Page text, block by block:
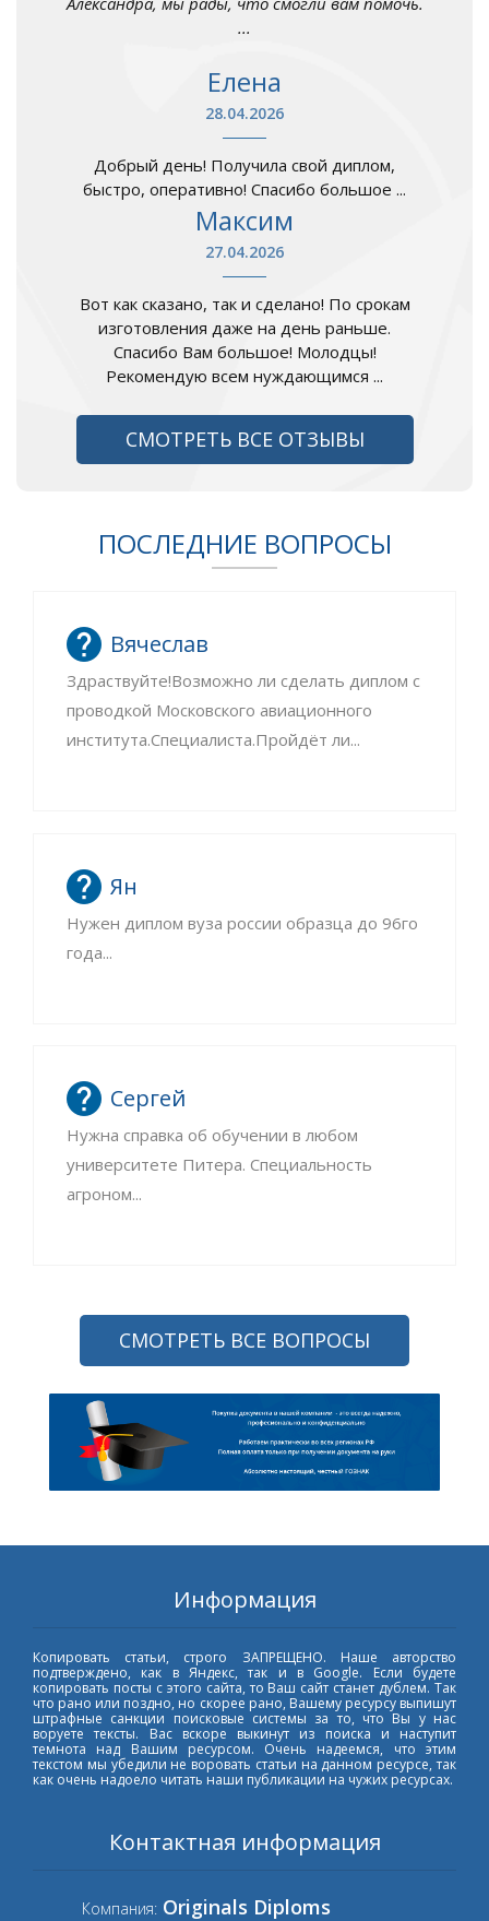
...
Елена
28.04.2026
Добрый день! Получила свой диплом,
быстро, оперативно! Спасибо большое ...
Максим
27.04.2026
Вот как сказано, так и сделано! По срокам
изготовления даже на день раньше.
Спасибо Вам большое! Молодцы!
Рекомендую всем нуждающимся ...
СМОТРЕТЬ ВСЕ ОТЗЫВЫ
ПОСЛЕДНИЕ ВОПРОСЫ
Вячеслав
Здраствуйте!Возможно ли сделать диплом с
проводкой Московского авиационного
института.Специалиста.Пройдёт ли...
Ян
Нужен диплом вуза россии образца до 96го
года...
Сергей
Нужна справка об обучении в любом
университете Питера. Специальность
агроном...
СМОТРЕТЬ ВСЕ ВОПРОСЫ
Информация
Копировать статьи, строго ЗАПРЕЩЕНО. Наше авторство
подтверждено, как в Яндекс, так и в Google. Если будете
копировать посты с этого сайта, то Ваш сайт станет дублем. Так
что рано или поздно, но скорее рано, Вашему ресурсу выпишут
штрафные санкции поисковые системы за то, что Вы у нас
воруете тексты. Вас вскоре выкинут из поиска и наступит
темнота над Вашим ресурсом. Очень надеемся, что этим
текстом мы убедили не воровать статьи на данном ресурсе, так
как очень надоело читать наши публикации на чужих ресурсах.
Контактная информация
Компания: Originals Diploms